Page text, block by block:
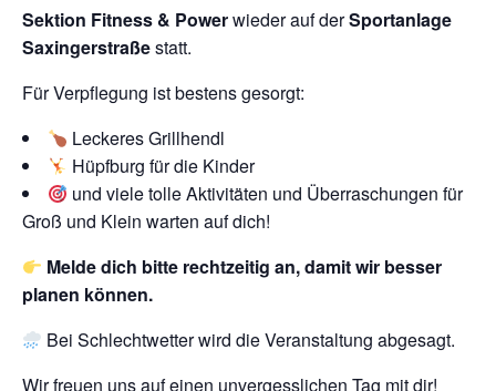
Sektion Fitness & Powerwieder auf derSportanlage
Saxingerstraßestatt.
Für Verpflegung ist bestens gesorgt:
Leckeres Grillhendl
Hüpfburg für die Kinder
und viele tolle Aktivitäten und Überraschungen für
Groß und Klein warten auf dich!
Melde dich bitte rechtzeitig an, damit wir besser
planen können.
Bei Schlechtwetter wird die Veranstaltung abgesagt.
Wir freuen uns auf einen unvergesslichen Tag mit dir!